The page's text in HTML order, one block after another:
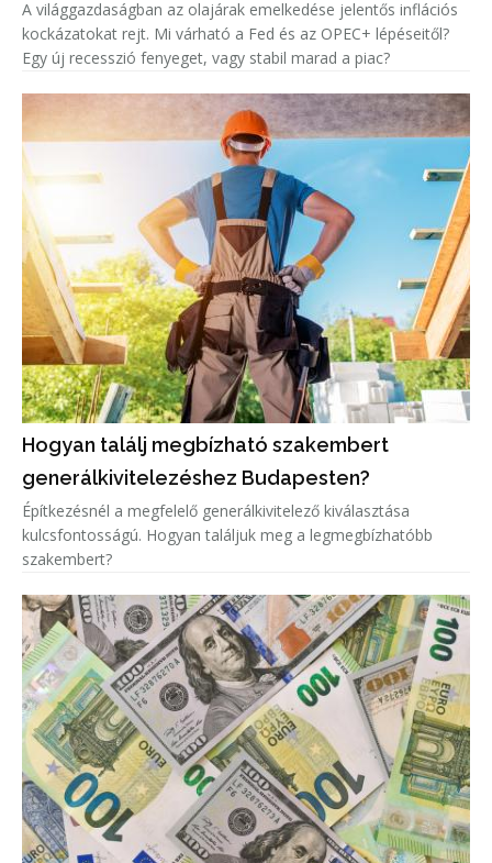
A világgazdaságban az olajárak emelkedése jelentős inflációs
kockázatokat rejt. Mi várható a Fed és az OPEC+ lépéseitől?
Egy új recesszió fenyeget, vagy stabil marad a piac?
Hogyan találj megbízható szakembert
generálkivitelezéshez Budapesten?
Építkezésnél a megfelelő generálkivitelező kiválasztása
kulcsfontosságú. Hogyan találjuk meg a legmegbízhatóbb
szakembert?